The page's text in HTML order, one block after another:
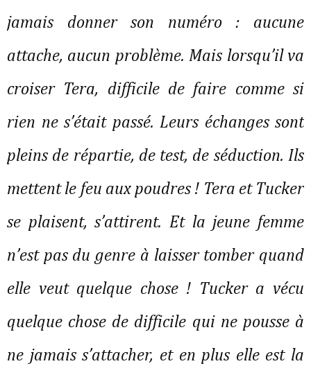
jamais donner son numéro : aucune
attache, aucun problème. Mais lorsqu’il va
croiser Tera, difficile de faire comme si
rien ne s’était passé. Leurs échanges sont
pleins de répartie, de test, de séduction. Ils
mettent le feu aux poudres ! Tera et Tucker
se plaisent, s’attirent. Et la jeune femme
n’est pas du genre à laisser tomber quand
elle veut quelque chose ! Tucker a vécu
quelque chose de difficile qui ne pousse à
ne jamais s’attacher, et en plus elle est la